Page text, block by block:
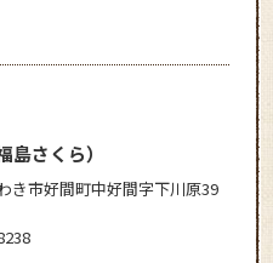
島さくら）
き市好間町中好間字下川原39